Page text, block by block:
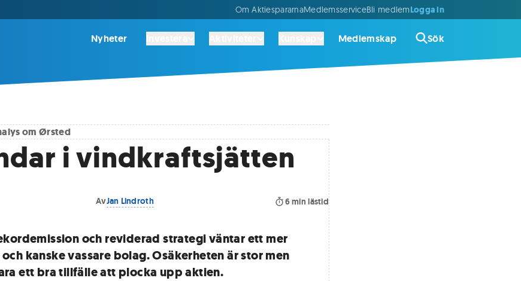
Om AktiespararnaMedlemsserviceBli medlemLogga in
Nyheter Medlemskap Sök
om Ørsted
i vindkraftsjätten
AvJan Lindroth 6min lästid
och reviderad strategi väntar ett mer
kanske vassare bolag. Osäkerheten är stor men
ett bra tillfälle att plocka upp aktien.